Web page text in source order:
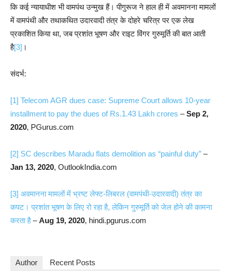
कि कई न्यायाधीश भी वामपंथ उन्मुख हैं। पीगुरूज ने हाल ही में अवमानना मामलों
में वामपंथी और तथाकथित उदारवादी तंत्र के दोहरे चरित्र पर एक लेख
प्रकाशित किया था, जब प्रशांत भूषण और राइट विंगर गुरुमूर्ति की बात आती
है[3] ।
संदर्भ:
[1] Telecom AGR dues case: Supreme Court allows 10-year
installment to pay the dues of Rs.1.43 Lakh crores –Sep 2,
2020, PGurus.com
[2] SC describes Maradu flats demolition as “painful duty” –
Jan 13, 2020, OutlookIndia.com
[3] अवमानना मामलों में भ्रष्ट लेफ्ट-लिबरल (वामपंथी-उदारवादी) तंत्र का
कपट। प्रशांत भूषण के लिए रो रहा है, लेकिन गुरुमूर्ति को जेल होने की कामना
करता है–Aug 19, 2020, hindi.pgurus.com
Author Recent Posts